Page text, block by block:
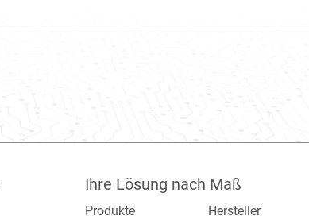
Ihre Lösung nach Maß
Produkte Hersteller